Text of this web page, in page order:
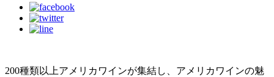
200種類以上アメリカワインが集結し、アメリカワインの魅